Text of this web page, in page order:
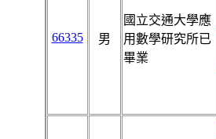
66335 男
國立交通大學應
用數學研究所已
畢業